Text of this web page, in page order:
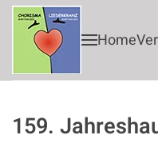
Zum Hauptinhalt
Home
159.